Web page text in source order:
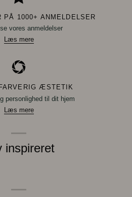
PÅ 1000+ ANMELDELSER
vores anmeldelser
Læs mere
ÆSTETIK
personlighed til dit hjem
Læs mere
inspireret